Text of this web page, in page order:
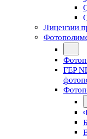
Лицензии
FEP